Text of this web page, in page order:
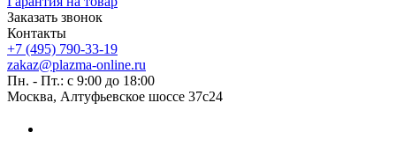
Заказать звонок
Контакты
+7 (495) 790-33-19
zakaz@plazma-online.ru
Пн. - Пт.: с 9:00 до 18:00
Москва, Алтуфьевское шоссе 37с24